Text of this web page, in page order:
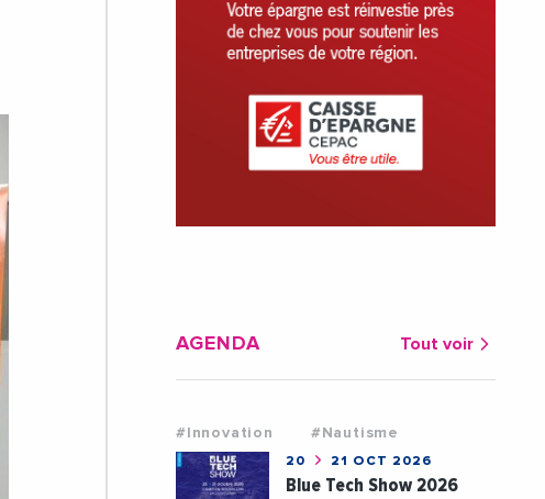
AGENDA Tout voir
#Innovation #Nautisme
20 21 OCT 2026
Blue Tech Show 2026